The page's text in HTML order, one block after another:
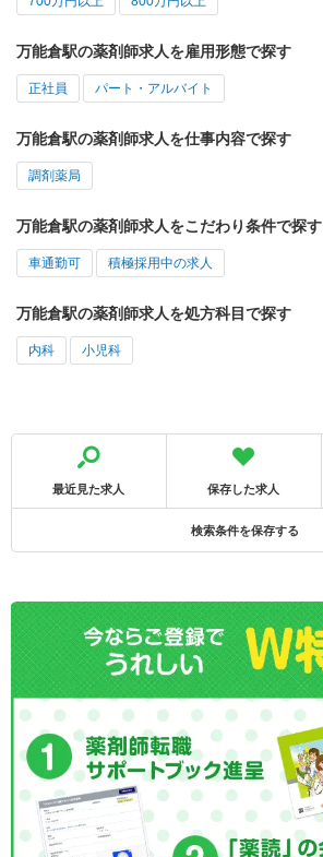
万能倉駅の薬剤師求人を雇用形態で探す
正社員 パート・アルバイト
万能倉駅の薬剤師求人を仕事内容で探す
調剤薬局
万能倉駅の薬剤師求人をこだわり条件で探す
車通勤可 積極採用中の求人
万能倉駅の薬剤師求人を処方科目で探す
内科 小児科
最近見た求人 保存した求人
検索条件を保存する